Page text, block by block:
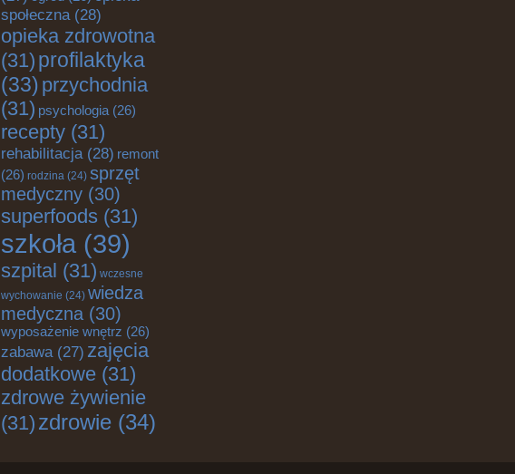
społeczna(28)
opieka zdrowotna
(31) profilaktyka
(33) przychodnia
(31) psychologia (26)
recepty (31)
rehabilitacja(28) remont
(26) rodzina (24) sprzęt
medyczny (30)
superfoods (31)
szkoła (39)
szpital (31) wczesne
wychowanie (24) wiedza
medyczna (30)
wyposażenie wnętrz (26)
zabawa(27) zajęcia
dodatkowe (31)
zdrowe żywienie
(31) zdrowie (34)